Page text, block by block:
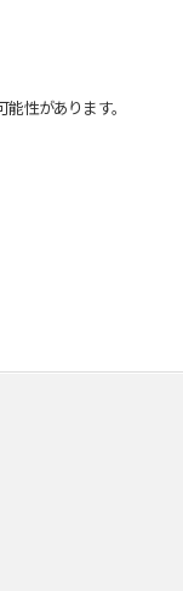
性があります。